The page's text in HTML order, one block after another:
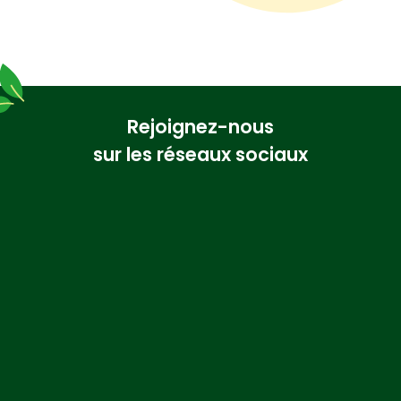
Rejoignez-nous
sur les réseaux sociaux